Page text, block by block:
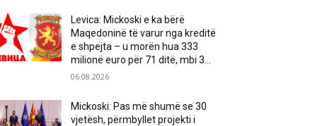
Levica: Mickoski e ka bërë
Maqedoninë të varur nga kreditë
e shpejta – u morën hua 333
milionë euro për 71 ditë, mbi 3...
06.08.2026
Mickoski: Pas më shumë se 30
vjetësh, përmbyllet projekti i